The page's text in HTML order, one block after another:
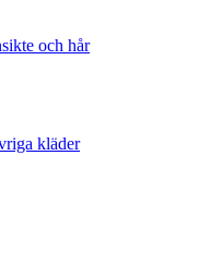
och hår
kläder